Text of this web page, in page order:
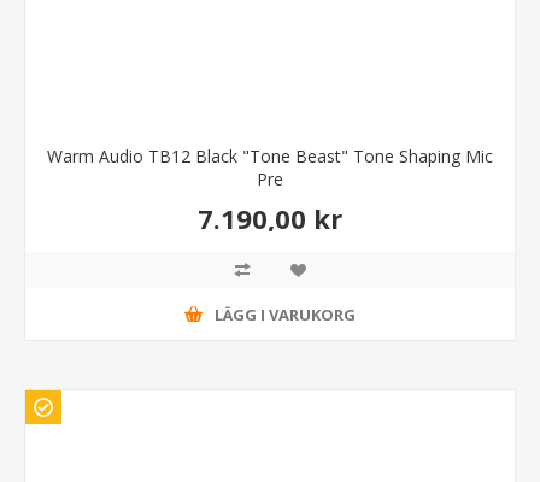
Warm Audio TB12 Black "Tone Beast" Tone Shaping Mic
Pre
7.190,00 kr
LÄGG I VARUKORG